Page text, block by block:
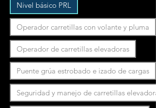
Nivel básico PRL
Operador carretillas con volante y pluma
Operador de carretillas elevadoras
Puente grúa estrobado e izado de cargas
Seguridad y manejo de carretillas